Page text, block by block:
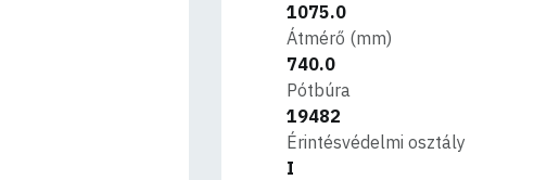
1075.0
Átmérő (mm)
740.0
Pótbúra
19482
Érintésvédelmi osztály
I